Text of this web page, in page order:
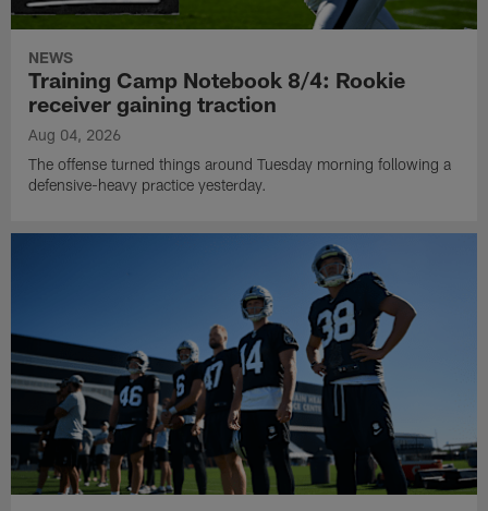
NEWS
Training Camp Notebook 8/4: Rookie
receiver gaining traction
Aug 04, 2026
The offense turned things around Tuesday morning following a
defensive-heavy practice yesterday.